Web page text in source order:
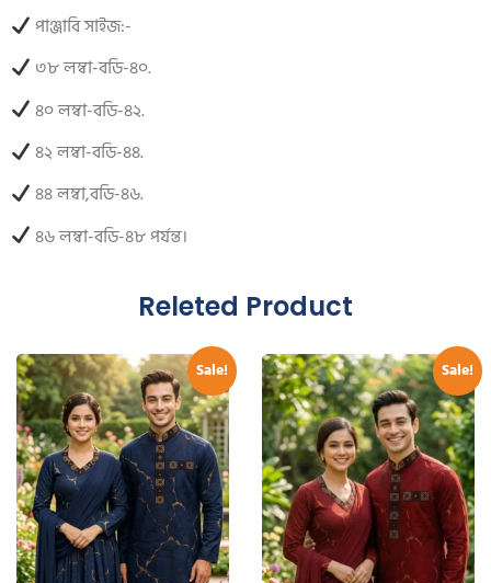
পাঞ্জাবি সাইজ:-
৩৮ লম্বা-বডি-৪০.
৪০ লম্বা-বডি-৪২.
৪২ লম্বা-বডি-৪৪.
৪৪ লম্বা,বডি-৪৬.
৪৬ লম্বা-বডি-৪৮ পর্যন্ত।
Releted Product
Sale! Sale!